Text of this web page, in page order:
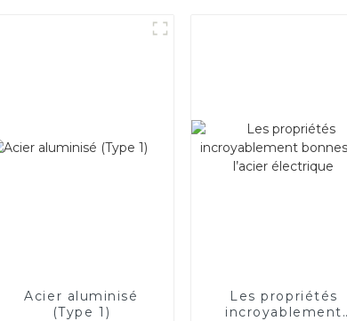
Acier aluminisé
(Type 1)
Les propriétés
incroyablement